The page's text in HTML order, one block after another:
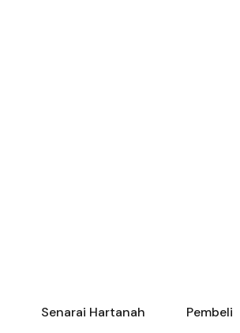
Senarai Hartanah Pembeli